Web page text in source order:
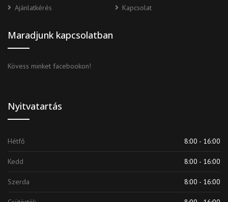
Ajánlatkérés Kapcsolat
Maradjunk kapcsolatban
Kövess minket facebookon!
Nyitvatartás
Hétfő 8:00 - 16:00
Kedd 8:00 - 16:00
Szerda 8:00 - 16:00